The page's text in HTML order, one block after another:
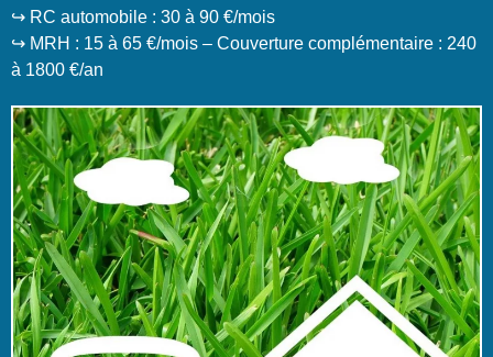
↪️ RC automobile : 30 à 90 €/mois
↪️ MRH : 15 à 65 €/mois – Couverture complémentaire : 240
à 1800 €/an